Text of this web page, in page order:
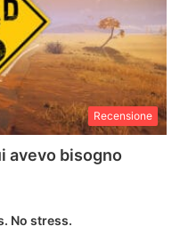
Recensione
avevo bisogno
No stress.